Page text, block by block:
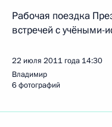
Рабочая поездка
встречей с учёными-
22 июля 2011 года 14:30
Владимир
6 фотографий